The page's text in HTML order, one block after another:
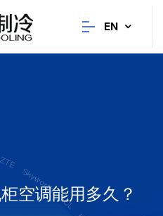
EN
空调能用多久？